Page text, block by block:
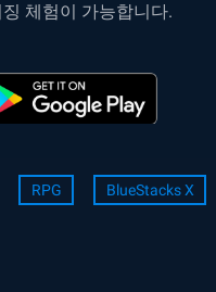
체험이 가능합니다.
RPG BlueStacks X